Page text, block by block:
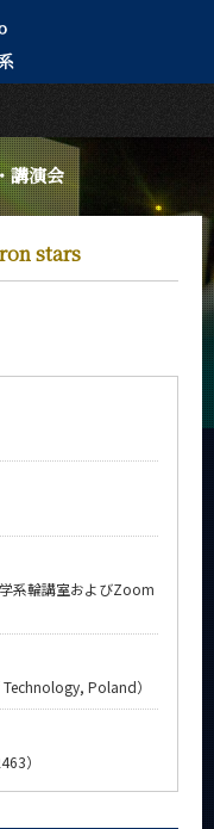
講演会
stars
系輪講室およびZoom
Poland）
）
English